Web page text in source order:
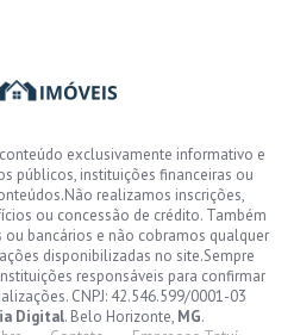
exclusivamente informativo e
públicos, instituições financeiras ou
realizamos inscrições,
ou concessão de crédito. Também
bancários e não cobramos qualquer
disponibilizadas no site.Sempre
responsáveis para confirmar
CNPJ: 42.546.599/0001-03
Digital. Belo Horizonte, MG.